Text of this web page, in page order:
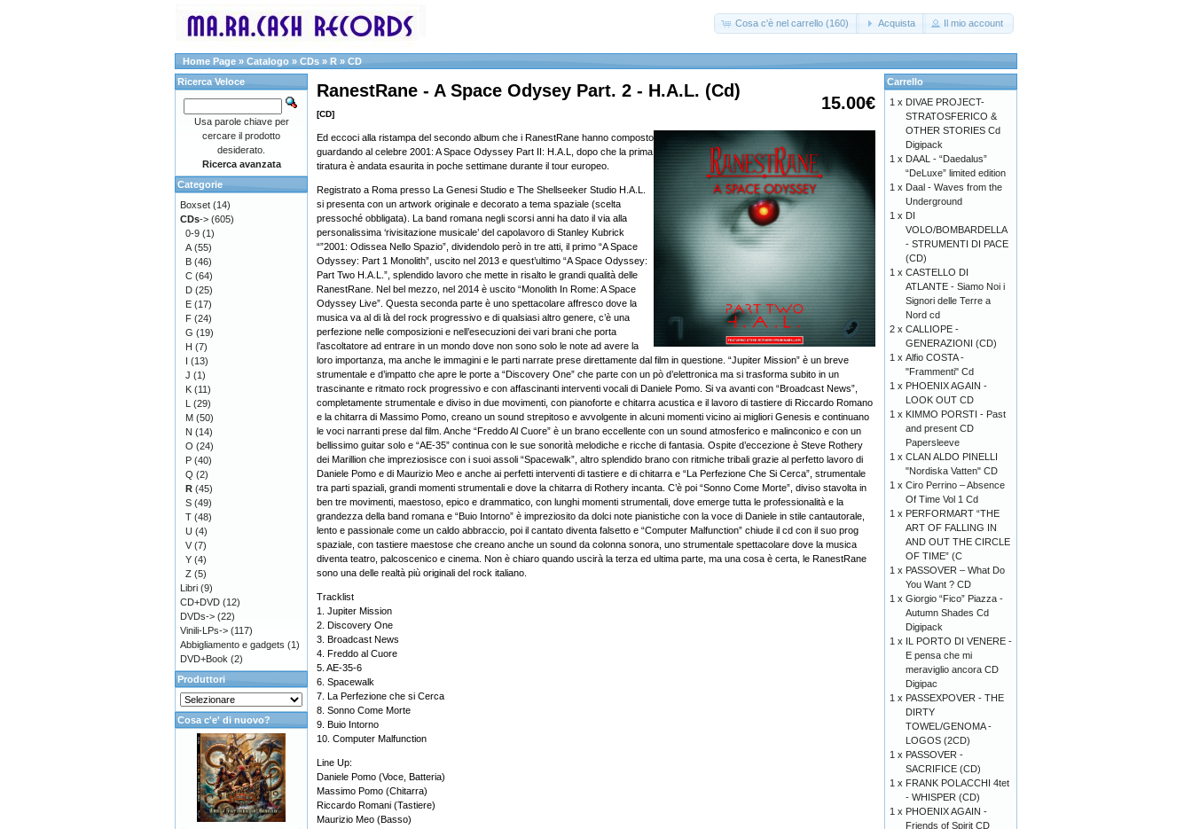
Cosa c'è nel carrello (160) Acquista Il mio account
Home Page » Catalogo » CDs » R » CD
15.00€
RanestRane - A Space Odysey Part. 2 - H.A.L. (Cd)
[CD]
Ed eccoci alla ristampa del secondo album che i RanestRane hanno composto
guardando al celebre 2001: A Space Odyssey Part II: H.A.L, dopo che la prima
tiratura è andata esaurita in poche settimane durante il tour europeo.
Registrato a Roma presso La Genesi Studio e The Shellseeker Studio H.A.L.
si presenta con un artwork originale e decorato a tema spaziale (scelta
pressoché obbligata). La band romana negli scorsi anni ha dato il via alla
personalissima ‘rivisitazione musicale’ del capolavoro di Stanley Kubrick
“”2001: Odissea Nello Spazio”, dividendolo però in tre atti, il primo “A Space
Odyssey: Part 1 Monolith”, uscito nel 2013 e quest’ultimo “A Space Odyssey:
Part Two H.A.L.”, splendido lavoro che mette in risalto le grandi qualità delle
RanestRane. Nel bel mezzo, nel 2014 è uscito “Monolith In Rome: A Space
Odyssey Live”. Questa seconda parte è uno spettacolare affresco dove la
musica va al di là del rock progressivo e di qualsiasi altro genere, c’è una
perfezione nelle composizioni e nell’esecuzioni dei vari brani che porta
l’ascoltatore ad entrare in un mondo dove non sono solo le note ad avere la
loro importanza, ma anche le immagini e le parti narrate prese direttamente dal film in questione. “Jupiter Mission” è un breve
strumentale e d’impatto che apre le porte a “Discovery One” che parte con un pò d’elettronica ma si trasforma subito in un
trascinante e ritmato rock progressivo e con affascinanti interventi vocali di Daniele Pomo. Si va avanti con “Broadcast News”,
completamente strumentale e diviso in due movimenti, con pianoforte e chitarra acustica e il lavoro di tastiere di Riccardo Romano
e la chitarra di Massimo Pomo, creano un sound strepitoso e avvolgente in alcuni momenti vicino ai migliori Genesis e continuano
le voci narranti prese dal film. Anche “Freddo Al Cuore” è un brano eccellente con un sound atmosferico e malinconico e con un
bellissimo guitar solo e “AE-35” continua con le sue sonorità melodiche e ricche di fantasia. Ospite d’eccezione è Steve Rothery
dei Marillion che impreziosisce con i suoi assoli “Spacewalk”, altro splendido brano con ritmiche tribali grazie al perfetto lavoro di
Daniele Pomo e di Maurizio Meo e anche ai perfetti interventi di tastiere e di chitarra e “La Perfezione Che Si Cerca”, strumentale
tra parti spaziali, grandi momenti strumentali e dove la chitarra di Rothery incanta. C’è poi “Sonno Come Morte”, diviso stavolta in
ben tre movimenti, maestoso, epico e drammatico, con lunghi momenti strumentali, dove emerge tutta le professionalità e la
grandezza della band romana e “Buio Intorno” è impreziosito da dolci note pianistiche con la voce di Daniele in stile cantautorale,
lento e passionale come un caldo abbraccio, poi il cantato diventa falsetto e “Computer Malfunction” chiude il cd con il suo prog
spaziale, con tastiere maestose che creano anche un sound da colonna sonora, uno strumentale spettacolare dove la musica
diventa teatro, palcoscenico e cinema. Non è chiaro quando uscirà la terza ed ultima parte, ma una cosa è certa, le RanestRane
sono una delle realtà più originali del rock italiano.
Tracklist
1. Jupiter Mission
2. Discovery One
3. Broadcast News
4. Freddo al Cuore
5. AE-35-6
6. Spacewalk
7. La Perfezione che si Cerca
8. Sonno Come Morte
9. Buio Intorno
10. Computer Malfunction
Line Up:
Daniele Pomo (Voce, Batteria)
Massimo Pomo (Chitarra)
Riccardo Romani (Tastiere)
Maurizio Meo (Basso)
Ricerca Veloce
Usa parole chiave per
cercare il prodotto
desiderato.
Ricerca avanzata
Categorie
Boxset (14)
CDs-> (605)
0-9 (1)
A (55)
B (46)
C (64)
D (25)
E (17)
F (24)
G (19)
H (7)
I (13)
J (1)
K (11)
L (29)
M (50)
N (14)
O (24)
P (40)
Q (2)
R (45)
S (49)
T (48)
U (4)
V (7)
Y (4)
Z (5)
Libri (9)
CD+DVD (12)
DVDs-> (22)
Vinili-LPs-> (117)
Abbigliamento e gadgets (1)
DVD+Book (2)
Produttori
Cosa c'e' di nuovo?
Carrello
1 x DIVAE PROJECT-
STRATOSFERICO &
OTHER STORIES Cd
Digipack
1 x DAAL - “Daedalus”
“DeLuxe” limited edition
1 x Daal - Waves from the
Underground
1 x DI
VOLO/BOMBARDELLA
- STRUMENTI DI PACE
(CD)
1 x CASTELLO DI
ATLANTE - Siamo Noi i
Signori delle Terre a
Nord cd
2 x CALLIOPE -
GENERAZIONI (CD)
1 x Alfio COSTA -
"Frammenti" Cd
1 x PHOENIX AGAIN -
LOOK OUT CD
1 x KIMMO PORSTI - Past
and present CD
Papersleeve
1 x CLAN ALDO PINELLI
"Nordiska Vatten" CD
1 x Ciro Perrino ‎– Absence
Of Time Vol 1 Cd
1 x PERFORMART “THE
ART OF FALLING IN
AND OUT THE CIRCLE
OF TIME” (C
1 x PASSOVER – What Do
You Want ? CD
1 x Giorgio “Fico” Piazza -
Autumn Shades Cd
Digipack
1 x IL PORTO DI VENERE -
E pensa che mi
meraviglio ancora CD
Digipac
1 x PASSEXPOVER - THE
DIRTY
TOWEL/GENOMA -
LOGOS (2CD)
1 x PASSOVER -
SACRIFICE (CD)
1 x FRANK POLACCHI 4tet
- WHISPER (CD)
1 x PHOENIX AGAIN -
Friends of Spirit CD